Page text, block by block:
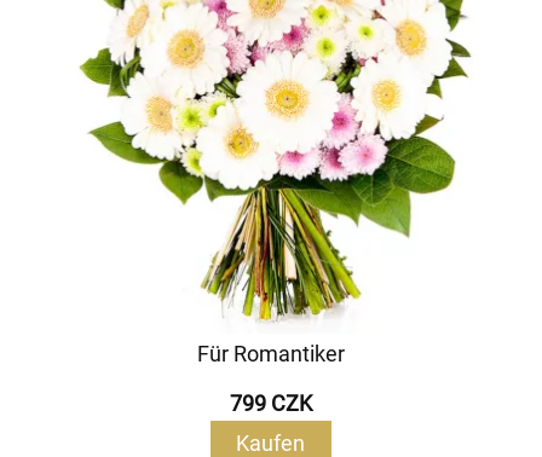
Für Romantiker
799 CZK
Kaufen